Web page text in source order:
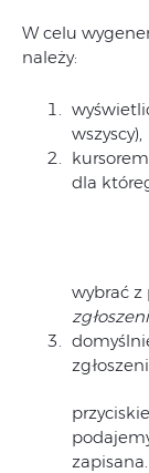
W celu
należy:
wszyscy),
dla
wybrać